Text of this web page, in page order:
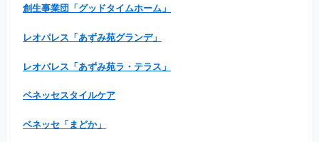
創生事業団「グッドタイムホーム」
レオパレス「あずみ苑グランデ」
レオパレス「あずみ苑ラ・テラス」
ベネッセスタイルケア
ベネッセ「まどか」